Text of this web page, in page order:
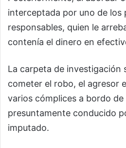
interceptada por uno de los
responsables, quien le
contenía el dinero en
La carpeta de investigación
cometer el robo, el agresor
varios cómplices a bordo de
presuntamente conducido
imputado.